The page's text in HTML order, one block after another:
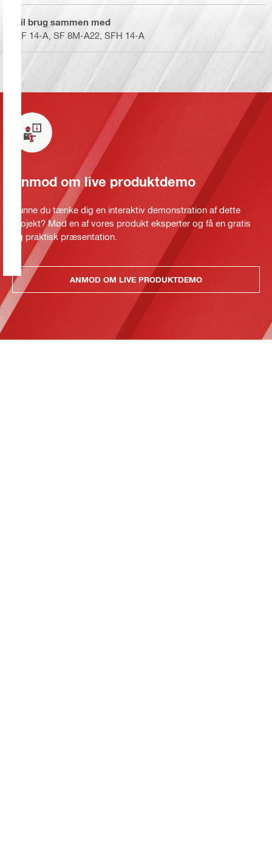
Til brug sammen med
SF 14-A, SF 8M-A22, SFH 14-A
Anmod om live produktdemo
Kunne du tænke dig en interaktiv demonstration af dette
projekt? Mød en af vores produkt eksperter og få en gratis
og praktisk præsentation.
ANMOD OM LIVE PRODUKTDEMO